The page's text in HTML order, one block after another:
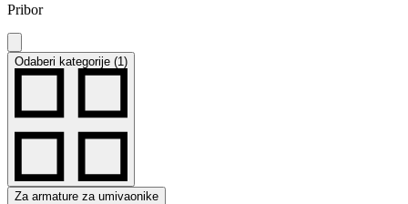
Pribor
Odaberi kategorije (1)
Za armature za umivaonike